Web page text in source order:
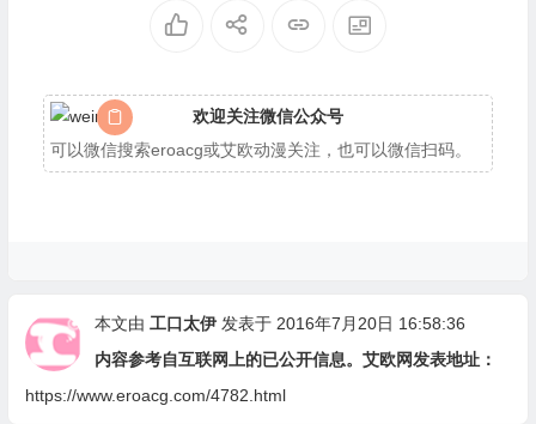
欢迎关注微信公众号
可以微信搜索eroacg或艾欧动漫关注，也可以微信扫码。
本文由 工口太伊发表于 2016年7月20日 16:58:36
内容参考自互联网上的已公开信息。艾欧网发表地址：
https://www.eroacg.com/4782.html